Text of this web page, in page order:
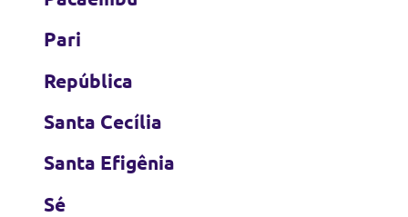
Pari
República
Santa Cecília
Santa Efigênia
Sé